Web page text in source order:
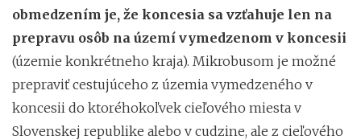
obmedzením je, že koncesia sa vzťahuje len na
prepravu osôb na území vymedzenom v koncesii
(územie konkrétneho kraja). Mikrobusom je možné
prepraviť cestujúceho z územia vymedzeného v
koncesii do ktoréhokoľvek cieľového miesta v
Slovenskej republike alebo v cudzine, ale z cieľového